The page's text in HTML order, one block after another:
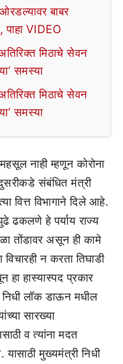
बाबर
VIDEO
मिठाचे सेवन
समस्या
मिठाचे सेवन
समस्या
नाही म्हणून कोरोना
दुसरीकडे संबंधित मंत्री
वित्त विभागाने दिले आहे.
ढकलणे हे पर्याय राज्य
तोंडावर असून ही कामे
न करता तिघाडी
हा हास्यास्पद प्रकार
लॉक डाऊन मधील
सारख्या
व त्यांना मदत
मुख्यमंत्री निधी